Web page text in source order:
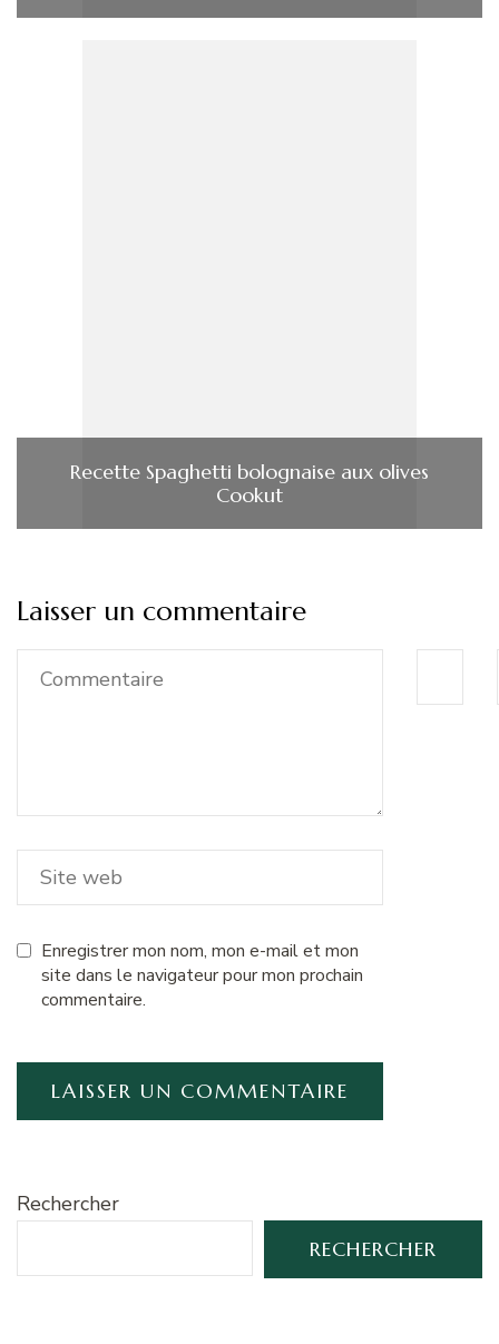
Recette Spaghetti bolognaise aux olives
Cookut
Laisser un commentaire
Enregistrer mon nom, mon e-mail et mon
site dans le navigateur pour mon prochain
commentaire.
Rechercher
RECHERCHER